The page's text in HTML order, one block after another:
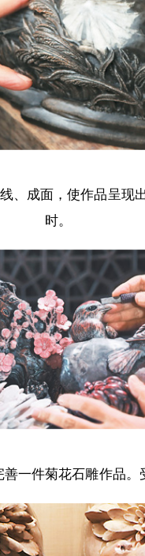
、成面，使作品呈现
时。
善一件菊花石雕作品。